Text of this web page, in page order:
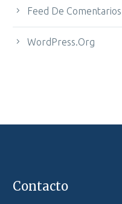
Feed De Comentarios
WordPress.org
Contacto